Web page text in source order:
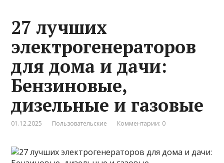
27 лучших
электрогенераторов
для дома и дачи:
Бензиновые,
дизельные и газовые
01.12.2025 Пользовательские Комментарии: 0